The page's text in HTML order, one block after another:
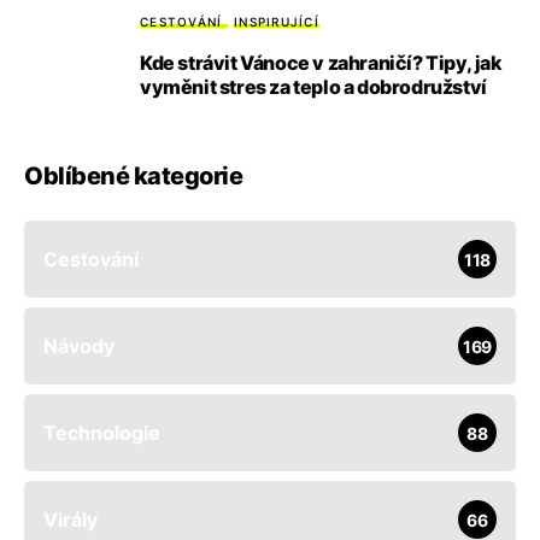
CESTOVÁNÍ INSPIRUJÍCÍ
Kde strávit Vánoce v zahraničí? Tipy, jak
vyměnit stres za teplo a dobrodružství
Oblíbené kategorie
Cestování 118
Návody 169
Technologie 88
Virály 66